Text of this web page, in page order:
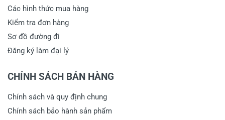
Các hình thức mua hàng
Kiểm tra đơn hàng
Sơ đồ đường đi
Đăng ký làm đại lý
CHÍNH SÁCH BÁN HÀNG
Chính sách và quy định chung
Chính sách bảo hành sản phẩm